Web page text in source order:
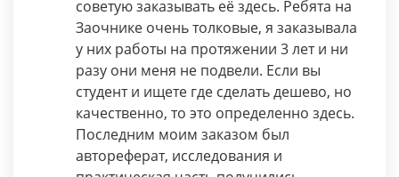
советую заказывать её здесь. Ребята на
Заочнике очень толковые, я заказывала
у них работы на протяжении 3 лет и ни
разу они меня не подвели. Если вы
студент и ищете где сделать дешево, но
качественно, то это определенно здесь.
Последним моим заказом был
автореферат, исследования и